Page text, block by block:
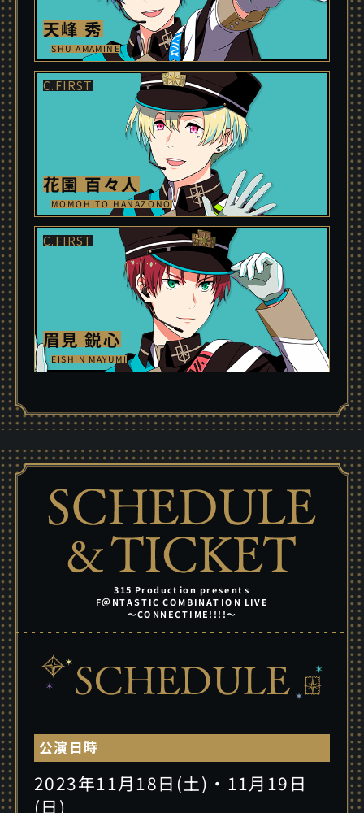
天峰 秀
SHU AMAMINE
花園 百々人
MOMOHITO HANAZONO
眉見 鋭心
EISHIN MAYUMI
315 Production presents
F＠NTASTIC COMBINATION LIVE
～CONNECTIME!!!!～
公演日時
2023年11月18日(土)・11月19日
(日)